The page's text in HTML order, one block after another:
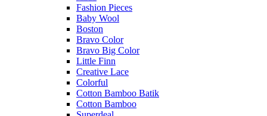
Fashion Pieces
Baby Wool
Boston
Bravo Color
Bravo Big Color
Little Finn
Creative Lace
Colorful
Cotton Bamboo Batik
Cotton Bamboo